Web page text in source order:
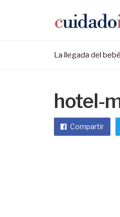
La llegada del bebé
hotel-
Compartir